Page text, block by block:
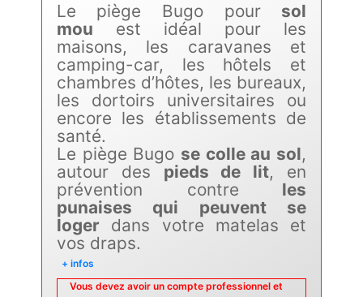
Le piège Bugo pour sol
mou est idéal pour les
maisons, les caravanes et
camping-car, les hôtels et
chambres d’hôtes, les bureaux,
les dortoirs universitaires ou
encore les établissements de
santé.
Le piège Bugo se colle au sol,
autour des pieds de lit, en
prévention contre les
punaises qui peuvent se
loger dans votre matelas et
vos draps.
+ infos
Vous devez avoir un compte professionnel et